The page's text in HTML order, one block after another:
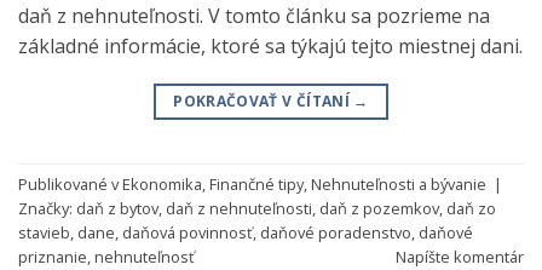
daň z nehnuteľnosti. V tomto článku sa pozrieme na
základné informácie, ktoré sa týkajú tejto miestnej dani.
POKRAČOVAŤ V ČÍTANÍ →
Publikované vEkonomika,Finančné tipy,Nehnuteľnosti a bývanie |
Značky: daň z bytov, daň z nehnuteľnosti, daň z pozemkov, daň zo
stavieb, dane, daňová povinnosť, daňové poradenstvo, daňové
priznanie,nehnuteľnosť Napíšte komentár